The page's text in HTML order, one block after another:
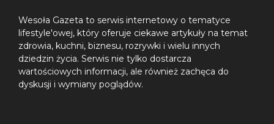
Wesoła Gazeta to serwis internetowy o tematyce
lifestyle'owej, który oferuje ciekawe artykuły na temat
zdrowia, kuchni, biznesu, rozrywki i wielu innych
dziedzin życia. Serwis nie tylko dostarcza
wartościowych informacji, ale również zachęca do
dyskusji i wymiany poglądów.